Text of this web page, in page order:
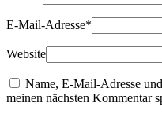
E-Mail-Adresse*
Website
Name, E-Mail-Adresse
meinen nächsten Kommentar